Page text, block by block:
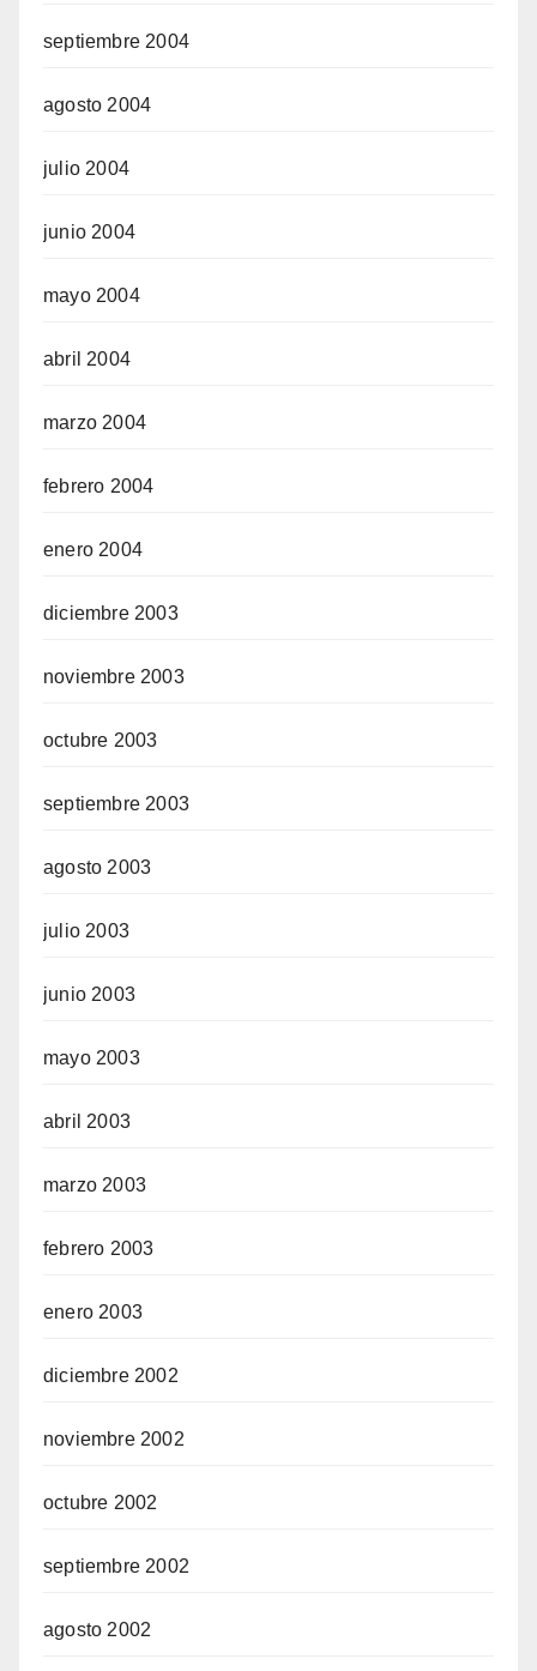
septiembre 2004
agosto 2004
julio 2004
junio 2004
mayo 2004
abril 2004
marzo 2004
febrero 2004
enero 2004
diciembre 2003
noviembre 2003
octubre 2003
septiembre 2003
agosto 2003
julio 2003
junio 2003
mayo 2003
abril 2003
marzo 2003
febrero 2003
enero 2003
diciembre 2002
noviembre 2002
octubre 2002
septiembre 2002
agosto 2002